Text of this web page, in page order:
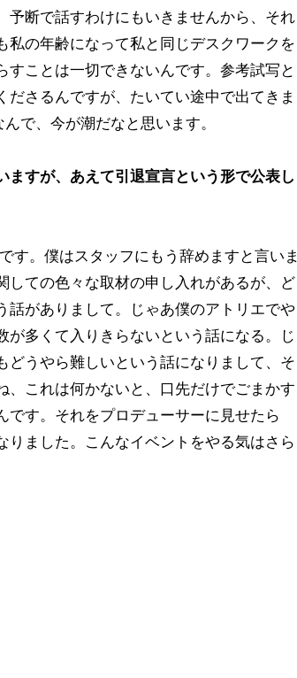
予断で話すわけにもいきませんから、それ
の年齢になって私と同じデスクワークを
ことは一切できないんです。参考試写と
さるんですが、たいてい途中で出てきま
で、今が潮だなと思います。
すが、あえて引退宣言という形で公表し
す。僕はスタッフにもう辞めますと言いま
しての色々な取材の申し入れがあるが、ど
話がありまして。じゃあ僕のアトリエでや
が多くて入りきらないという話になる。じ
どうやら難しいという話になりまして、そ
これは何かないと、口先だけでごまかす
す。それをプロデューサーに見せたら
りました。こんなイベントをやる気はさら